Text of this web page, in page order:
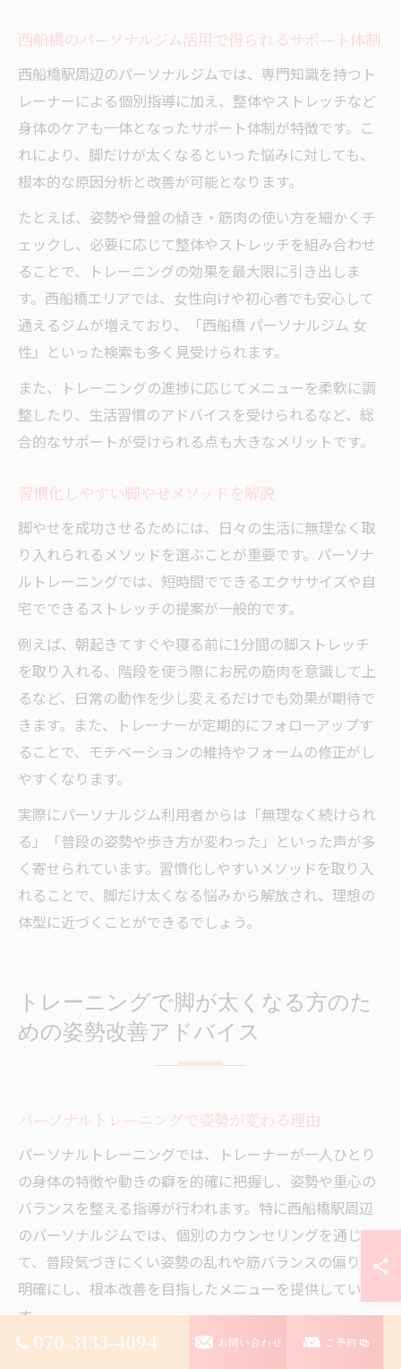
西船橋のパーソナルジム活用で得られるサポート体制
西船橋駅周辺のパーソナルジムでは、専門知識を持つト
レーナーによる個別指導に加え、整体やストレッチなど
身体のケアも一体となったサポート体制が特徴です。こ
れにより、脚だけが太くなるといった悩みに対しても、
根本的な原因分析と改善が可能となります。
たとえば、姿勢や骨盤の傾き・筋肉の使い方を細かくチ
ェックし、必要に応じて整体やストレッチを組み合わせ
ることで、トレーニングの効果を最大限に引き出しま
す。西船橋エリアでは、女性向けや初心者でも安心して
通えるジムが増えており、「西船橋 パーソナルジム 女
性」といった検索も多く見受けられます。
また、トレーニングの進捗に応じてメニューを柔軟に調
整したり、生活習慣のアドバイスを受けられるなど、総
合的なサポートが受けられる点も大きなメリットです。
習慣化しやすい脚やせメソッドを解説
脚やせを成功させるためには、日々の生活に無理なく取
り入れられるメソッドを選ぶことが重要です。パーソナ
ルトレーニングでは、短時間でできるエクササイズや自
宅でできるストレッチの提案が一般的です。
例えば、朝起きてすぐや寝る前に1分間の脚ストレッチ
を取り入れる、階段を使う際にお尻の筋肉を意識して上
るなど、日常の動作を少し変えるだけでも効果が期待で
きます。また、トレーナーが定期的にフォローアップす
ることで、モチベーションの維持やフォームの修正がし
やすくなります。
実際にパーソナルジム利用者からは「無理なく続けられ
る」「普段の姿勢や歩き方が変わった」といった声が多
く寄せられています。習慣化しやすいメソッドを取り入
れることで、脚だけ太くなる悩みから解放され、理想の
体型に近づくことができるでしょう。
トレーニングで脚が太くなる方のた
めの姿勢改善アドバイス
パーソナルトレーニングで姿勢が変わる理由
パーソナルトレーニングでは、トレーナーが一人ひとり
の身体の特徴や動きの癖を的確に把握し、姿勢や重心の
バランスを整える指導が行われます。特に西船橋駅周辺
のパーソナルジムでは、個別のカウンセリングを通じ
て、普段気づきにくい姿勢の乱れや筋バランスの偏りを
明確にし、根本改善を目指したメニューを提供していま
す。
なぜ姿勢が変わるのかというと、専門家の目線で身体の
070-3133-4094 お問い合わせ ご予約